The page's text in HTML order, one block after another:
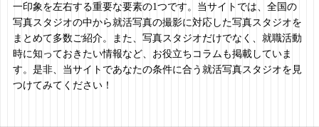
一印象を左右する重要な要素の1つです。当サイトでは、全国の
写真スタジオの中から就活写真の撮影に対応した写真スタジオを
まとめて多数ご紹介。また、写真スタジオだけでなく、就職活動
時に知っておきたい情報など、お役立ちコラムも掲載していま
す。是非、当サイトであなたの条件に合う就活写真スタジオを見
つけてみてください！